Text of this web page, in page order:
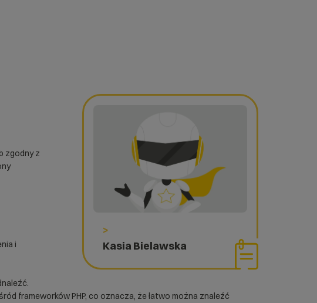
>
Kasia Bielawska
zgodny z
i
frameworków PHP, co oznacza, że łatwo można znaleźć